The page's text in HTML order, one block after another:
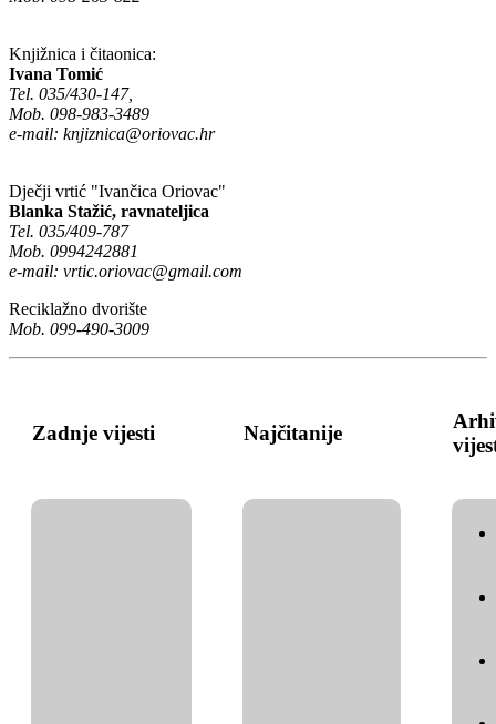
Knjižnica i čitaonica:
Ivana Tomić
Tel. 035/430-147,
Mob. 098-983-3489
e-mail: knjiznica@oriovac.hr
Dječji vrtić "Ivančica Oriovac"
Blanka Stažić, ravnateljica
Tel. 035/409-787
Mob. 0994242881
e-mail: vrtic.oriovac@gmail.com
Reciklažno dvorište
Mob. 099-490-3009
Zadnje vijesti Najčitanije